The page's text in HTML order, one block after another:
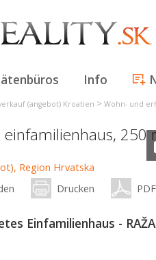
Info
(angebot) Kroatien > Wohn- und
einfamilienhaus, 250
Drucken PDF
Einfamilienhaus -